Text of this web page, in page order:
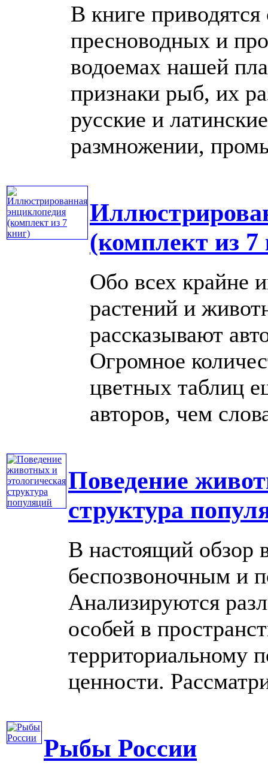
В книге
пресноводных и
водоемах нашей
признаки рыб, их
русские и
размножении,
(комплект из 7
Обо всех крайне
растений и
рассказывают
Огромное
цветных таблиц
авторов, чем
Поведение
структура
В настоящий обзор
беспозвоночным и
Анализируются
особей в
территориальному
ценности.
Рыбы России